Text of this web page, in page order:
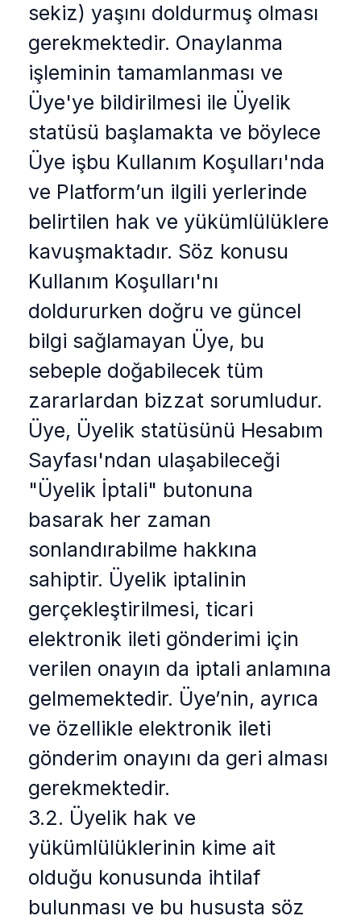
sekiz) yaşını doldurmuş olması
gerekmektedir. Onaylanma
işleminin tamamlanması ve
Üye'ye bildirilmesi ile Üyelik
statüsü başlamakta ve böylece
Üye işbu Kullanım Koşulları'nda
ve Platform’un ilgili yerlerinde
belirtilen hak ve yükümlülüklere
kavuşmaktadır. Söz konusu
Kullanım Koşulları'nı
doldururken doğru ve güncel
bilgi sağlamayan Üye, bu
sebeple doğabilecek tüm
zararlardan bizzat sorumludur.
Üye, Üyelik statüsünü Hesabım
Sayfası'ndan ulaşabileceği
"Üyelik İptali" butonuna
basarak her zaman
sonlandırabilme hakkına
sahiptir. Üyelik iptalinin
gerçekleştirilmesi, ticari
elektronik ileti gönderimi için
verilen onayın da iptali anlamına
gelmemektedir. Üye’nin, ayrıca
ve özellikle elektronik ileti
gönderim onayını da geri alması
gerekmektedir.
3.2. Üyelik hak ve
yükümlülüklerinin kime ait
olduğu konusunda ihtilaf
bulunması ve bu hususta söz